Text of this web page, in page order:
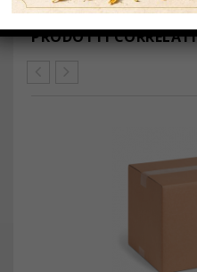
PRODOTTI CORRELATI